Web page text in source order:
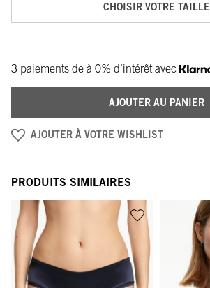
CHOISIR VOTRE TAILLE
3 paiements de à 0% d’intérêt avec
AJOUTER AU PANIER
AJOUTER À VOTRE WISHLIST
PRODUITS SIMILAIRES